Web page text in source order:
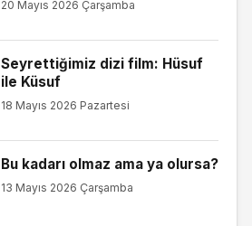
20 Mayıs 2026 Çarşamba
Seyrettiğimiz dizi film: Hüsuf
ile Küsuf
18 Mayıs 2026 Pazartesi
Bu kadarı olmaz ama ya olursa?
13 Mayıs 2026 Çarşamba